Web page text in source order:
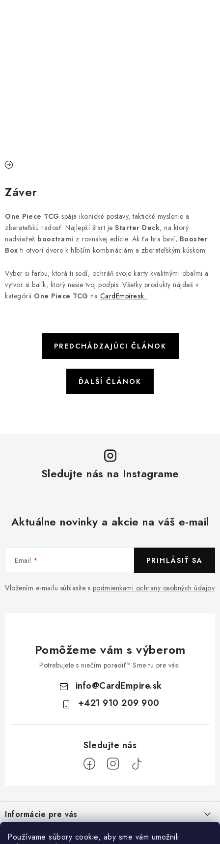
Používame súbory cookie, aby sme vám umožnili
Záver
One Piece TCG spája ikonické postavy, taktické myslenie a
zberateľskú radosť. Najlepší štart je Starter Deck, na ktorý
nadviažeš boostrami z rovnakej edície. Ak ťa hra baví, Booster
Box ti otvorí dvere k hlbším kombináciám a zberateľským kúskom.
Vyber si farbu, ktorá ti sedí, ochráň svoje karty kvalitnými obalmi a
vytvor si balík, ktorý nesie tvoj podpis. Všetky produkty nájdeš v
kategórii One Piece TCG na CardEmpire.sk.
PREDCHÁDZAJÚCI ČLÁNOK
ĎALŠÍ ČLÁNOK
Sledujte nás na Instagrame
Aktuálne novinky a akcie na váš e-mail
Email
Vložením e-mailu súhlasíte s podmienkami ochrany osobných údajov
PRIHLÁSIŤ SA
Pomôžeme vám s výberom
Potrebujete s niečím poradiť? Sme tu pre vás!
info@CardEmpire.sk
+421 910 209 900
pInformácie pre vás
Ako nakupovať
Prihlásenie